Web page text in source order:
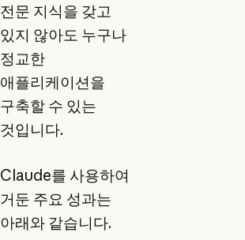
전문 지식을 갖고
있지 않아도 누구나
정교한
애플리케이션을
구축할 수 있는
것입니다.
Claude를 사용하여
거둔 주요 성과는
아래와 같습니다.